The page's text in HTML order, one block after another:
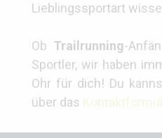
Lieblingssportart
Ob Trailrunning-
Sportler, wir haben
Ohr für dich! Du
über das